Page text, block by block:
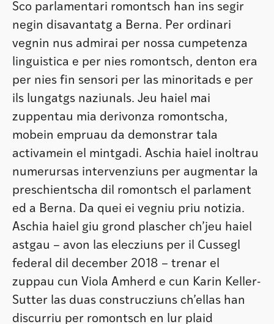
Sco parlamentari romontsch han ins segir
negin disavantatg a Berna. Per ordinari
vegnin nus admirai per nossa cumpetenza
linguistica e per nies romontsch, denton era
per nies fin sensori per las minoritads e per
ils lungatgs naziunals. Jeu haiel mai
zuppentau mia derivonza romontscha,
mobein empruau da demonstrar tala
activamein el mintgadi. Aschia haiel inoltrau
numerursas intervenziuns per augmentar la
preschientscha dil romontsch el parlament
ed a Berna. Da quei ei vegniu priu notizia.
Aschia haiel giu grond plascher ch’jeu haiel
astgau – avon las elecziuns per il Cussegl
federal dil december 2018 – trenar el
zuppau cun Viola Amherd e cun Karin Keller-
Sutter las duas construcziuns ch’ellas han
discurriu per romontsch en lur plaid